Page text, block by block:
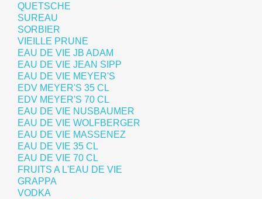
QUETSCHE
SUREAU
SORBIER
VIEILLE PRUNE
EAU DE VIE JB ADAM
EAU DE VIE JEAN SIPP
EAU DE VIE MEYER'S
EDV MEYER'S 35 CL
EDV MEYER'S 70 CL
EAU DE VIE NUSBAUMER
EAU DE VIE WOLFBERGER
EAU DE VIE MASSENEZ
EAU DE VIE 35 CL
EAU DE VIE 70 CL
FRUITS A L'EAU DE VIE
GRAPPA
VODKA